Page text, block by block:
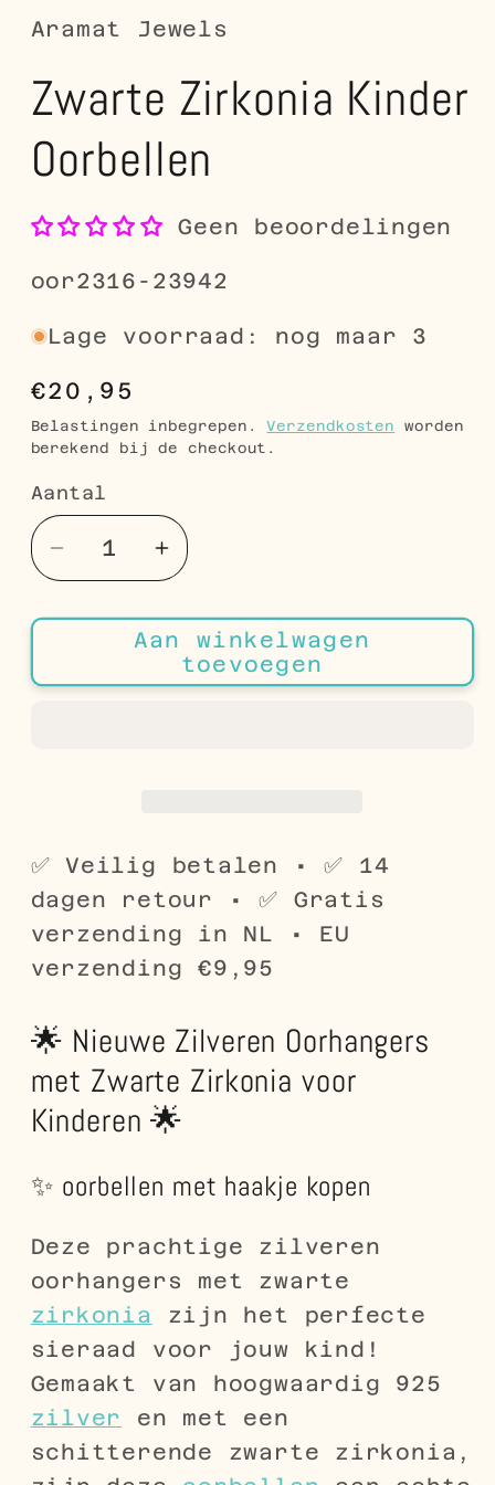
Aramat Jewels
Zwarte Zirkonia Kinder
Oorbellen
Geen beoordelingen
SKU:
oor2316-23942
Lage voorraad: nog maar 3
Normale
prijs
€20,95
Belastingen inbegrepen.Verzendkosten worden
berekend bij de checkout.
Aantal
Aantal
Aantal
verlagen
voor
Zirkonia
Aantal
verhogen
voor
Zwarte
Zirkonia
Aan winkelwagen
toevoegen
✅ Veilig betalen • ✅ 14
dagen retour • ✅ Gratis
verzending in NL • EU
verzending €9,95
🌟 Nieuwe Zilveren Oorhangers
met Zwarte Zirkonia voor
Kinderen 🌟
✨ oorbellen met haakje kopen
Deze prachtige zilveren
oorhangers met zwarte
zirkonia
zijn het perfecte
sieraad voor jouw kind!
Gemaakt van hoogwaardig 925
zilver en met een
schitterende zwarte zirkonia,